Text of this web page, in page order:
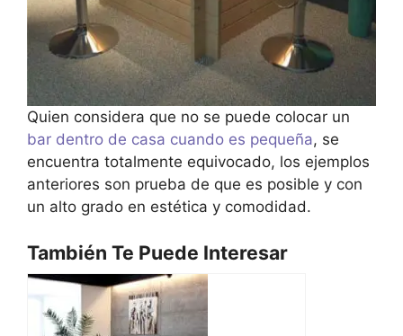
Quien considera que no se puede colocar un
bar dentro de casa cuando es pequeña, se
encuentra totalmente equivocado, los ejemplos
anteriores son prueba de que es posible y con
un alto grado en estética y comodidad.
También Te Puede Interesar